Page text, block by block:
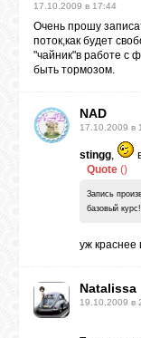
17.10.2009 в 17:44
Очень прошу
поток,как будет
"чайник"в работе с
быть тормозом.
NAD
17.10.2009 в
stingg,
Quote ()
Запись
базовый курс!
уж краснее
Natalissa
19.10.2009 в